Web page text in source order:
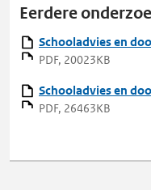
Eerdere
Schooladvies en
PDF, 20023KB
Schooladvies en
PDF, 26463KB